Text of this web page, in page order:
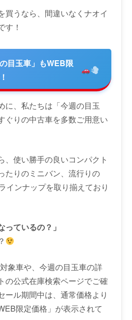
買うなら、間違いなくナオイ
す！
目玉車」もWEB限
に、私たちは「今週の目玉
ぐりの中古車を多数ご用意い
、使い勝手の良いコンパクト
たりのミニバン、流行りの
ンナップを取り揃えており
っているの？」
象車や、今週の目玉車の詳
の公式在庫検索ページでご確
ール期間中は、通常価格より
限定価格」が表示されて